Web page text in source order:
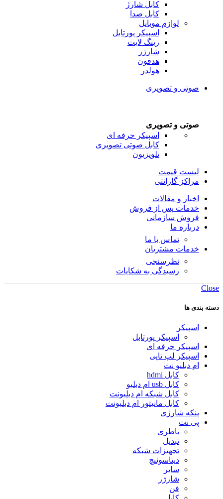
کابل شارژ
کابل صدا
لوازم موبایل
اسپیکر پورتابل
رینگ لایت
شارژر
هدفون
هولدر
صوتی و تصویری
صوتی و تصویری
اسپیکر حرفه ای
کابل صوتی تصویری
تلویزیون
لیست قیمت
مراکز گارانتی
اخبار و مقالات
خدمات پس از فروش
فروش سازمانی
درباره ما
تماس با ما
خدمات مشتریان
نظرسنجی
رسیدگی به شکایات
Close
دسته بندی ها
اسپیکر
اسپیکر پورتابل
اسپیکر حرفه ای
اسپیکر لپ تاپی
ام دبلیو نت
کابل hdmi
کابل usb ام دبلیو
کابل شبکه ام دبلیونت
کابل مانیتور ام دبلیونت
پنکه شارژی
پی نت
باطری
تبدیل
تجهیزات شبکه
دیتاسوئیچ
سایر
شارژر
فن